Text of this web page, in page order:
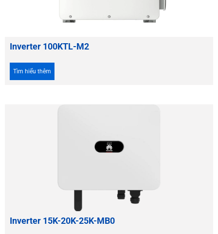
Inverter 100KTL-M2
Tìm hiểu thêm
Inverter 15K-20K-25K-MB0